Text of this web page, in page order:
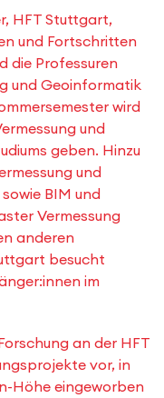
HFT Stuttgart,
und Fortschritten
die Professuren
und Geoinformatik
wird
und
geben. Hinzu
und
BIM und
Vermessung
anderen
besucht
im
an der HFT
vor, in
Höhe eingeworben